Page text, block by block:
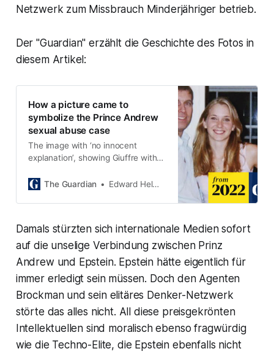
Netzwerk zum Missbrauch Minderjähriger betrieb.
Der "Guardian" erzählt die Geschichte des Fotos in
diesem Artikel:
How a picture came to
symbolize the Prince Andrew
sexual abuse case
The image with ‘no innocent
explanation’, showing Giuffre with
was taken by Jeffrey Epstein
The Guardian Edward Helmore
Damals stürzten sich internationale Medien sofort
auf die unselige Verbindung zwischen Prinz
Andrew und Epstein. Epstein hätte eigentlich für
immer erledigt sein müssen. Doch den Agenten
Brockman und sein elitäres Denker-Netzwerk
störte das alles nicht. All diese preisgekrönten
Intellektuellen sind moralisch ebenso fragwürdig
wie die Techno-Elite, die Epstein ebenfalls nicht